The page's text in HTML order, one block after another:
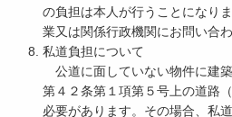
の負担は本人が行うことになり
業又は関係行政機関にお問い合わ
私道負担について
公道に面していない物件に建
第４２条第１項第５号上の道路
必要があります。その場合、私